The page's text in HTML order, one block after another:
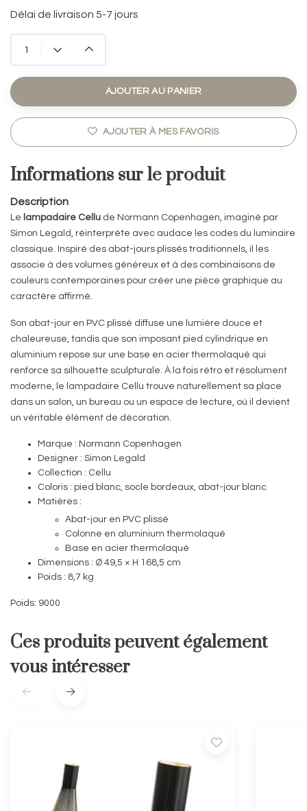
Délai de livraison 5-7 jours
AJOUTER AU PANIER
AJOUTER À MES FAVORIS
Informations sur le produit
Description
Le lampadaire Cellu de Normann Copenhagen, imaginé par
Simon Legald, réinterprète avec audace les codes du luminaire
classique. Inspiré des abat-jours plissés traditionnels, il les
associe à des volumes généreux et à des combinaisons de
couleurs contemporaines pour créer une pièce graphique au
caractère affirmé.
Son abat-jour en PVC plissé diffuse une lumière douce et
chaleureuse, tandis que son imposant pied cylindrique en
aluminium repose sur une base en acier thermolaqué qui
renforce sa silhouette sculpturale. À la fois rétro et résolument
moderne, le lampadaire Cellu trouve naturellement sa place
dans un salon, un bureau ou un espace de lecture, où il devient
un véritable élément de décoration.
Marque : Normann Copenhagen
Designer : Simon Legald
Collection : Cellu
Coloris : pied blanc, socle bordeaux, abat-jour blanc
Matières :
Abat-jour en PVC plissé
Colonne en aluminium thermolaqué
Base en acier thermolaqué
Dimensions : Ø 49,5 × H 168,5 cm
Poids : 8,7 kg
Poids: 9000
Ces produits peuvent également
vous intéresser